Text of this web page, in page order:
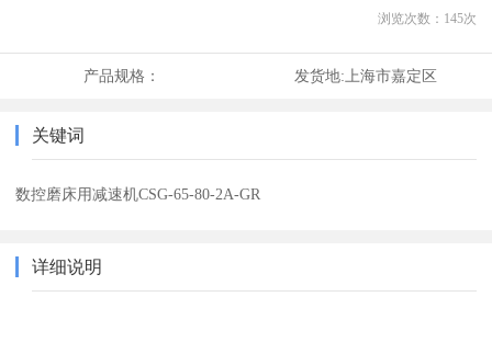
浏览次数： 145次
产品规格： 发货地: 上海市嘉定区
关键词
数控磨床用减速机CSG-65-80-2A-GR
详细说明